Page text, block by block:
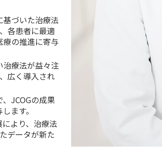
基づいた治療法
各患者に最適
療の推進に寄与
治療法が益々注
広く導入され
JCOGの成果
ます。
より、治療法
データが新た